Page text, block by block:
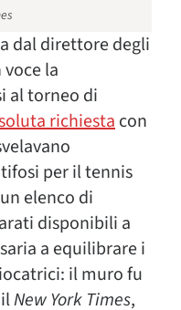
dal direttore degli
voce la
al torneo di
richiestacon
per il tennis
elenco di
disponibili a
a equilibrare i
il muro fu
New York Times,